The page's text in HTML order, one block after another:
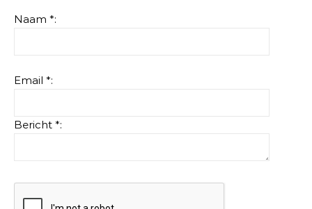
Naam *:
Email *:
Bericht *: